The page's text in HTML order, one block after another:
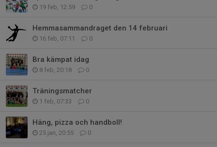
19 feb, 12:59 0
Hemmasammandraget den 14 februari
16 feb, 07:11 0
Bra kämpat idag
8 feb, 20:18 0
Träningsmatcher
1 feb, 07:33 0
Häng, pizza och handboll!
25 jan, 20:55 0